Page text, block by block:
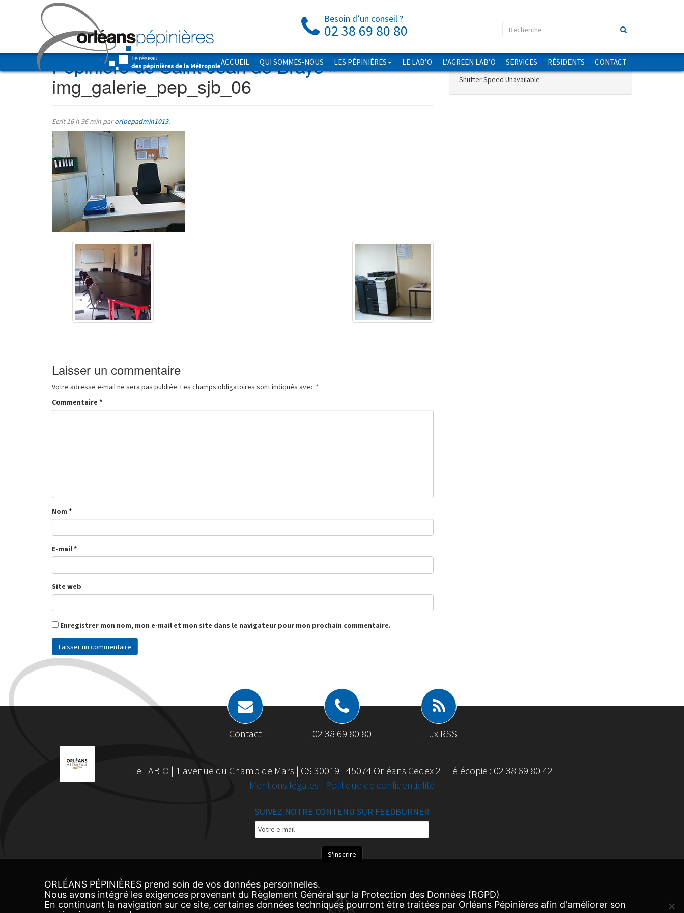
Besoin d’un conseil ?
02 38 69 80 80
ACCUEIL QUI SOMMES-NOUS LES PÉPINIÈRES LE LAB’O L’AGREEN LAB’O SERVICES RÉSIDENTS CONTACT
Pépinière de Saint Jean de Braye»
img_galerie_pep_sjb_06
Ecrit16 h 36 min parorlpepadmin1013.
Laisser un commentaire
Votre adresse e-mail ne sera pas publiée. Les champs obligatoires sont indiqués avec *
Commentaire *
Nom *
E-mail*
Site web
Enregistrer mon nom, mon e-mail et mon site dans le navigateur pour mon prochain commentaire.
Information de l'image
Shutter Speed Unavailable
Contact 02 38 69 80 80 Flux RSS
Le LAB'O | 1 avenue du Champ de Mars | CS 30019 | 45074 Orléans Cedex 2 | Télécopie : 02 38 69 80 42
Mentions légales - Politique de confidentialité
SUIVEZ NOTRE CONTENU SUR FEEDBURNER
Email
Subscription
S'inscrire
ORLÉANS PÉPINIÈRES prend soin de vos données personnelles.
Nous avons intégré les exigences provenant du Règlement Général sur la Protection des Données (RGPD)
En continuant la navigation sur ce site, certaines données techniques pourront être traitées par Orléans Pépinières afin d'améliorer son